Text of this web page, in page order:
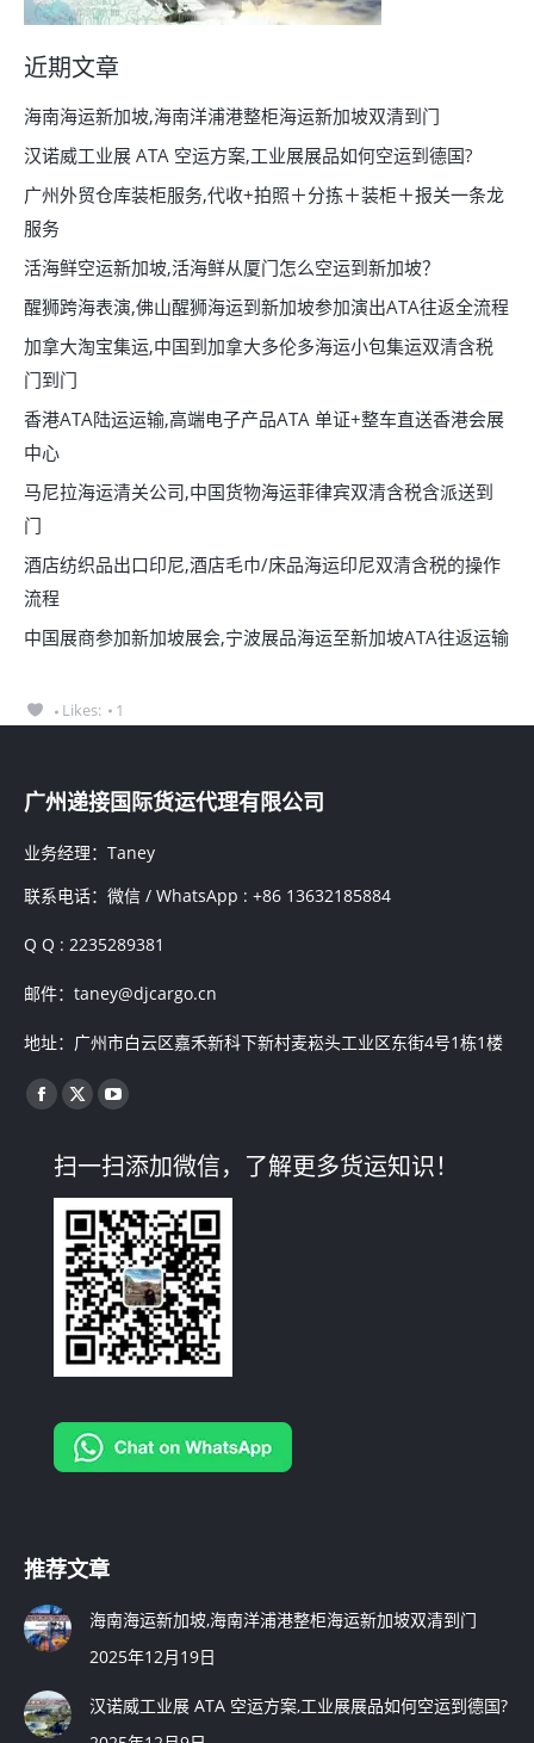
近期文章
海南海运新加坡,海南洋浦港整柜海运新加坡双清到门
汉诺威工业展 ATA 空运方案,工业展展品如何空运到德国?
广州外贸仓库装柜服务,代收+拍照＋分拣＋装柜＋报关一条龙
服务
活海鲜空运新加坡,活海鲜从厦门怎么空运到新加坡？
醒狮跨海表演,佛山醒狮海运到新加坡参加演出ATA往返全流程
加拿大淘宝集运,中国到加拿大多伦多海运小包集运双清含税
门到门
香港ATA陆运运输,高端电子产品ATA 单证+整车直送香港会展
中心
马尼拉海运清关公司,中国货物海运菲律宾双清含税含派送到
门
酒店纺织品出口印尼,酒店毛巾/床品海运印尼双清含税的操作
流程
中国展商参加新加坡展会,宁波展品海运至新加坡ATA往返运输
Likes: 1
广州递接国际货运代理有限公司
业务经理：Taney
联系电话：微信 / WhatsApp : +86 13632185884
Q Q : 2235289381
邮件：taney@djcargo.cn
地址：广州市白云区嘉禾新科下新村麦崧头工业区东街4号1栋1楼
找到我们：
Facebook
opens
in
new
window
X
opens
in
new
window
YouTube
opens
in
new
window
扫一扫添加微信，了解更多货运知识！
推荐文章
海南海运新加坡,海南洋浦港整柜海运新加坡双清到门
2025年12月19日
汉诺威工业展 ATA 空运方案,工业展展品如何空运到德国?